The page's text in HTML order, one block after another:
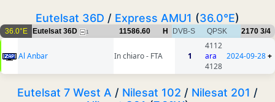
Eutelsat 36D / Express AMU1 (36.0°E)
36.0°E Eutelsat 36D 1 11586.60 H DVB-S QPSK 2170 3/4
Al Anbar In chiaro - FTA 1
4112
ara
4128
2024-09-28+
Eutelsat 7 West A / Nilesat 102 / Nilesat 201 /